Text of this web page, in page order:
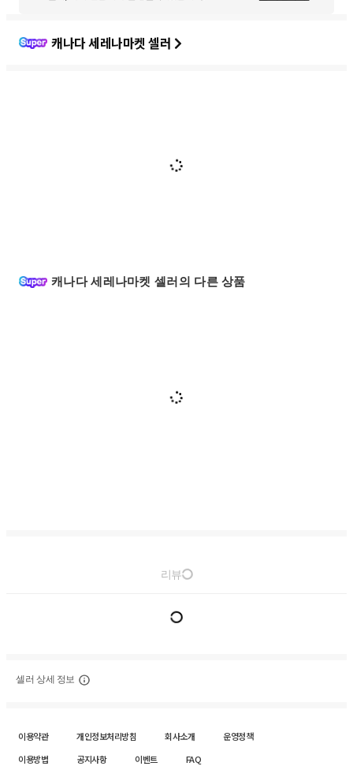
캐나다 세레나마켓 셀러
캐나다 세레나마켓 셀러의 다른 상품
리뷰
셀러 상세 정보
이용약관 개인정보처리방침 회사소개
운영정책
이용방법
공지사항 이벤트 FAQ